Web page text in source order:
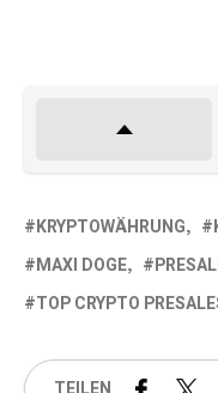
KRYPTOWÄHRUNG
MAXI DOGE
TOP CRYPTO